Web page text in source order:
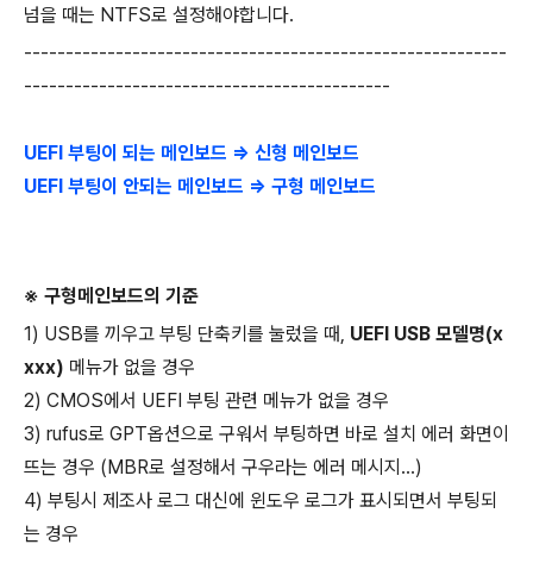
넘을 때는 NTFS로 설정해야합니다.
----------------------------------------------------------
--------------------------------------------
UEFI 부팅이 되는 메인보드 => 신형 메인보드
UEFI 부팅이 안되는 메인보드 => 구형 메인보드
※ 구형메인보드의 기준
1) USB를 끼우고 부팅 단축키를 눌렀을 때, UEFI USB 모델명(x
xxx) 메뉴가 없을 경우
2) CMOS에서 UEFI 부팅 관련 메뉴가 없을 경우
3) rufus로 GPT옵션으로 구워서 부팅하면 바로 설치 에러 화면이
뜨는 경우 (MBR로 설정해서 구우라는 에러 메시지...)
4) 부팅시 제조사 로그 대신에 윈도우 로그가 표시되면서 부팅되
는 경우